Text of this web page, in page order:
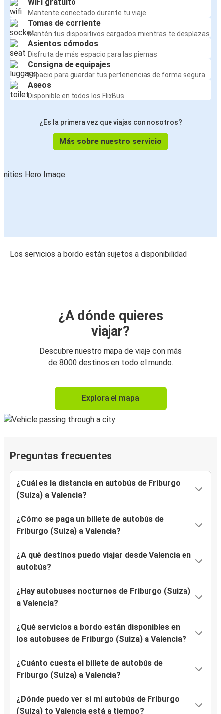
WiFi gratuito
Mantente conectado durante tu viaje
Tomas de corriente
Mantén tus dispositivos cargados mientras te desplazas
Asientos cómodos
Disfruta de más espacio para las piernas
Consigna de equipajes
Espacio para guardar tus pertenencias de forma segura
Aseos
Disponible en todos los FlixBus
¿Es la primera vez que viajas con nosotros?
Más sobre nuestro servicio
Los servicios a bordo están sujetos a disponibilidad
¿A dónde quieres
viajar?
Descubre nuestro mapa de viaje con más
de 8000 destinos en todo el mundo.
Explora el mapa
Preguntas frecuentes
¿Cuál es la distancia en autobús de Friburgo
(Suiza) a Valencia?
¿Cómo se paga un billete de autobús de
Friburgo (Suiza) a Valencia?
¿A qué destinos puedo viajar desde Valencia en
autobús?
¿Hay autobuses nocturnos de Friburgo (Suiza)
a Valencia?
¿Qué servicios a bordo están disponibles en
los autobuses de Friburgo (Suiza) a Valencia?
¿Cuánto cuesta el billete de autobús de
Friburgo (Suiza) a Valencia?
¿Dónde puedo ver si mi autobús de Friburgo
(Suiza) to Valencia está a tiempo?